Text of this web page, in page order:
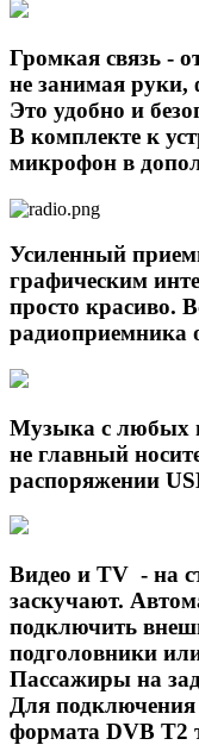
Громкая связь -
не занимая
Это удобно и
В комплекте к
микрофон в
Усиленный
графическим
просто красиво.
радиоприемника
Музыка с любых
не главный
распоряжении
Видео и TV - на
заскучают.
подключить
подголовники
Пассажиры на
Для подключения
формата DVB T2